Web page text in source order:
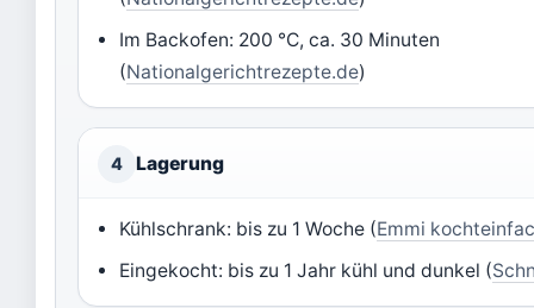
Im Backofen: 200 °C, ca. 30 Minuten
(Nationalgerichtrezepte.de)
4 Lagerung
Kühlschrank: bis zu 1 Woche (Emmi
Eingekocht: bis zu 1 Jahr kühl und dunkel (